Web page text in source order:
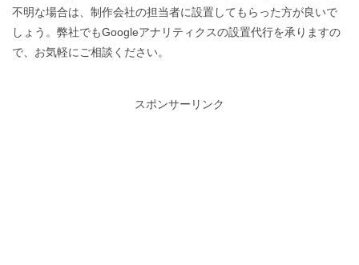
不明な場合は、制作会社の担当者に設置してもらった方が良いで
しょう。弊社でもGoogleアナリティクスの設置代行を承りますの
で、お気軽にご相談ください。
スポンサーリンク